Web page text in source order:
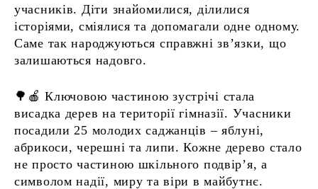
учасників. Діти знайомилися, ділилися
історіями, сміялися та допомагали одне одному.
Саме так народжуються справжні зв’язки, що
залишаються надовго.
🌳🍎 Ключовою частиною зустрічі стала
висадка дерев на території гімназії. Учасники
посадили 25 молодих саджанців – яблуні,
абрикоси, черешні та липи. Кожне дерево стало
не просто частиною шкільного подвір’я, а
символом надії, миру та віри в майбутнє.